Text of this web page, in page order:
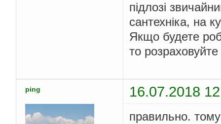
підлозі
сантехніка, на
Якщо будете
то
ping 16.07.2018
правильно.